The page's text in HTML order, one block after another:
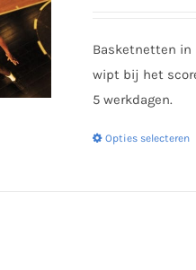
€
Basketnetten in
wipt bij het
5 werkdagen.
Opties selecteren